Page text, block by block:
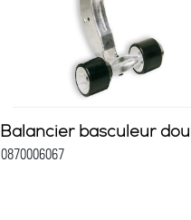
Balancier basculeur
0870006067